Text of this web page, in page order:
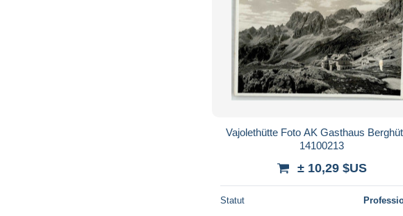
Vajolethütte Foto AK Gasthaus
14100213
± 10,29 $US
Statut